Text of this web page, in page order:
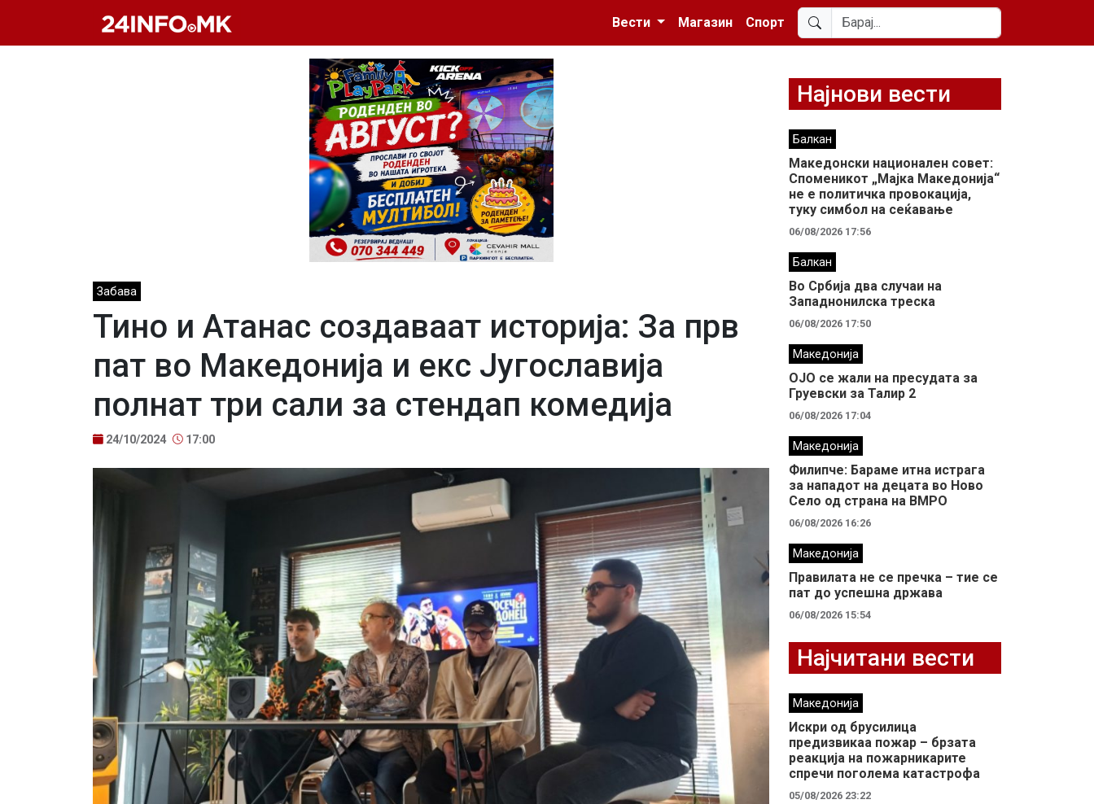
Вести
Магазин Спорт
Забава
Тино и Атанас создаваат историја: За прв
пат во Македонија и екс Југославија
полнат три сали за стендап комедија
24/10/2024 17:00
Најнови вести
Балкан
Македонски национален совет:
Споменикот „Мајка Македонија“
не е политичка провокација,
туку симбол на сеќавање
06/08/2026 17:56
Балкан
Во Србија два случaи на
Западнонилска треска
06/08/2026 17:50
Македонија
ОЈО се жали на пресудата за
Груевски за Талир 2
06/08/2026 17:04
Македонија
Филипче: Бараме итна истрага
за нападот на децата во Ново
Село од страна на ВМРО
06/08/2026 16:26
Македонија
Правилата не се пречка – тие се
пат до успешна држава
06/08/2026 15:54
Најчитани вести
Македонија
Искри од брусилица
предизвикаа пожар – брзата
реакција на пожарникарите
спречи поголема катастрофа
05/08/2026 23:22